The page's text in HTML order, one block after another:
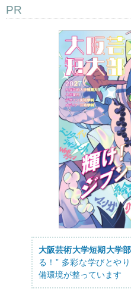
PR
大阪芸術大学短期大学部
る！” 多彩な学びとや
備環境が整っています